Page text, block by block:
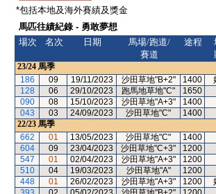
*包括本地及海外賽績及獎金
馬匹往績紀錄 - 勇敢夢想
場次
名次 日期
馬場/跑道/
賽道
途程
23/24 馬季
186
09 19/11/2023 沙田草地"B+2" 1400
128
06 29/10/2023 跑馬地草地"C" 1650
090
08 15/10/2023 沙田草地"A+3" 1400
043
03 24/09/2023 沙田草地"C" 1400
22/23 馬季
662
01 13/05/2023 沙田草地"C" 1400
604
09 23/04/2023 沙田草地"C+3" 1200
547
01 02/04/2023 沙田草地"A+3" 1200
510
04 19/03/2023 沙田草地"A" 1200
448
01 26/02/2023 沙田草地"A+3" 1200